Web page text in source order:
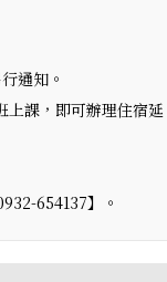
通知。
課，即可辦理住宿延
654137】。